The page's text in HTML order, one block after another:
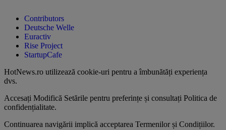
Contributors
Deutsche Welle
Euractiv
Rise Project
StartupCafe
HotNews.ro utilizează cookie-uri pentru a îmbunătăți experiența
dvs.
Accesați Modifică Setările pentru preferințe și consultați Politica de
confidențialitate.
Continuarea navigării implică acceptarea Termenilor și Condițiilor.